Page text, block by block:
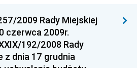
Urzędu Miar
Rolnictwa i Rozwoju Wsi
Edukacji Narodowej i
2009 Rady Miejskiej
czerwca 2009r.
192/2008 Rady
z dnia 17 grudnia